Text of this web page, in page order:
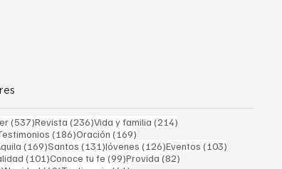
(537)537 entradas
Revista (236)236 entradas
Vida y familia (214)214 entradas
entradas(186)186 entradas
Oración (169)169 entradas
(169)169 entradas
Santos (131)131 entradas
Jóvenes (126)126 entradas
Eventos (103)103
(101)101 entradas
Conoce tu fe (99)99 entradas
Provida (82)82 entradas